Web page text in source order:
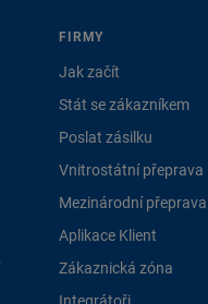
FIRMY
Jak začít
Stát se zákazníkem
Poslat zásilku
Vnitrostátní přeprava
Mezinárodní přeprava
Aplikace Klient
Zákaznická zóna